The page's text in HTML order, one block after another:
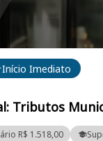
para passar no
Início Imediato
Tributos
R$ 1.518,00